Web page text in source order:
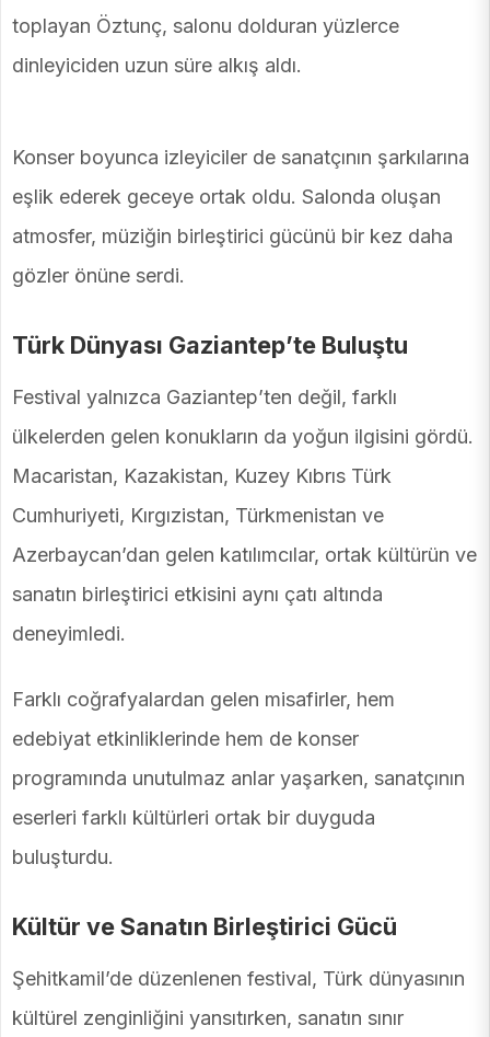
toplayan Öztunç, salonu dolduran yüzlerce
dinleyiciden uzun süre alkış aldı.
Konser boyunca izleyiciler de sanatçının şarkılarına
eşlik ederek geceye ortak oldu. Salonda oluşan
atmosfer, müziğin birleştirici gücünü bir kez daha
gözler önüne serdi.
Türk Dünyası Gaziantep’te Buluştu
Festival yalnızca Gaziantep’ten değil, farklı
ülkelerden gelen konukların da yoğun ilgisini gördü.
Macaristan, Kazakistan, Kuzey Kıbrıs Türk
Cumhuriyeti, Kırgızistan, Türkmenistan ve
Azerbaycan’dan gelen katılımcılar, ortak kültürün ve
sanatın birleştirici etkisini aynı çatı altında
deneyimledi.
Farklı coğrafyalardan gelen misafirler, hem
edebiyat etkinliklerinde hem de konser
programında unutulmaz anlar yaşarken, sanatçının
eserleri farklı kültürleri ortak bir duyguda
buluşturdu.
Kültür ve Sanatın Birleştirici Gücü
Şehitkamil’de düzenlenen festival, Türk dünyasının
kültürel zenginliğini yansıtırken, sanatın sınır